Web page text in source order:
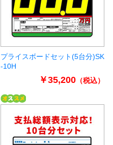
プライスボードセット(5台分)SK
-10H
￥35,200（税込）